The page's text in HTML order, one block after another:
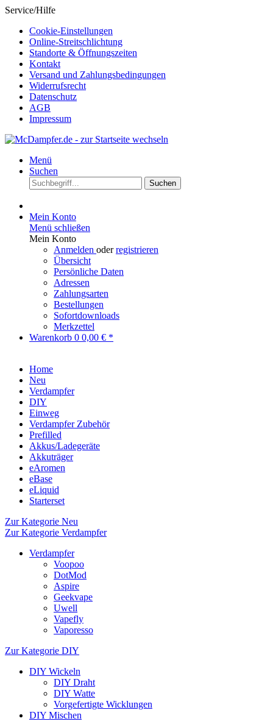
Service/Hilfe
Cookie-Einstellungen
Online-Streitschlichtung
Standorte & Öffnungszeiten
Kontakt
Versand und Zahlungsbedingungen
Widerrufsrecht
Datenschutz
AGB
Impressum
Menü
Suchen
Suchen
Mein Konto
Menü schließen
Mein Konto
Anmelden oderregistrieren
Übersicht
Persönliche Daten
Adressen
Zahlungsarten
Bestellungen
Sofortdownloads
Merkzettel
Warenkorb 0 0,00 € *
Home
Neu
Verdampfer
DIY
Einweg
Verdampfer Zubehör
Prefilled
Akkus/Ladegeräte
Akkuträger
eAromen
eBase
eLiquid
Starterset
Zur Kategorie Neu
Zur Kategorie Verdampfer
Verdampfer
Voopoo
DotMod
Aspire
Geekvape
Uwell
Vapefly
Vaporesso
Zur Kategorie DIY
DIY Wickeln
DIY Draht
DIY Watte
Vorgefertigte Wicklungen
DIY Mischen